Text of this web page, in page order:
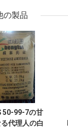
の製品
50-99-7の甘
る代理人の白